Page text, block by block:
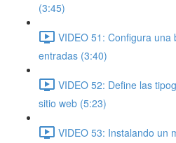
(3:45)
VIDEO 51: Configura
entradas (3:40)
VIDEO 52: Define las
sitio web (5:23)
VIDEO 53: Instalando un